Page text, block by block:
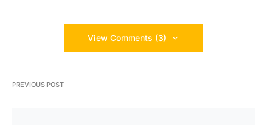
View Comments (3)
PREVIOUS POST